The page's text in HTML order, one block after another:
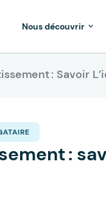
: Savoir
Nous découvrir
: